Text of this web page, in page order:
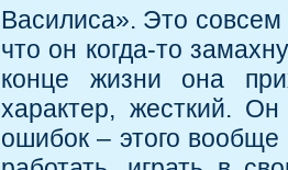
Василиса». Это совсем
что он когда-то
конце жизни она
характер, жесткий.
ошибок – этого